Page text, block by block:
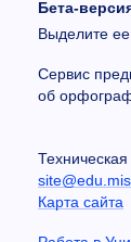
Бета-
Выделите
Сервис
об
Карта сайта